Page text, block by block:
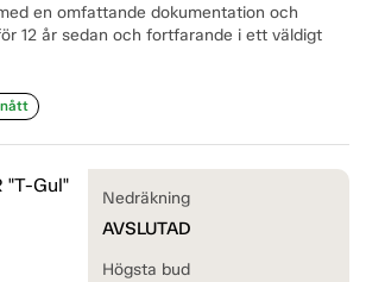
en omfattande dokumentation och
12 år sedan och fortfarande i ett väldigt
Nedräkning
AVSLUTAD
Högsta bud